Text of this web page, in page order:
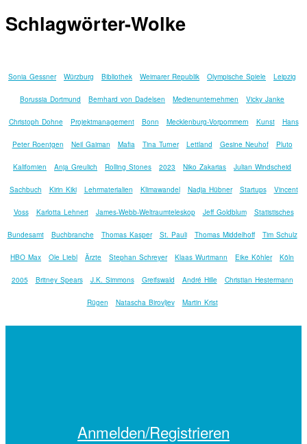
Schlagwörter-Wolke
Sonia Gessner Würzburg Bibliothek Weimarer Republik Olympische Spiele Leipzig
Borussia Dortmund Bernhard von Dadelsen Medienunternehmen Vicky Janke
Christoph Dohne Projektmanagement Bonn Mecklenburg-Vorpommern Kunst Hans
Peter Roentgen Neil Gaiman Mafia Tina Turner Lettland Gesine Neuhof Pluto
Kalifornien Anja Greulich Rolling Stones 2023 Niko Zakarias Julian Windscheid
Sachbuch Kirin Kiki Lehrmaterialien Klimawandel Nadja Hübner Startups Vincent
Voss Karlotta Lehnert James-Webb-Weltraumteleskop Jeff Goldblum Statistisches
Bundesamt Buchbranche Thomas Kasper St. Pauli Thomas Middelhoff Tim Schulz
HBO Max Ole Liebl Ärzte Stephan Schreyer Klaas Wurtmann Eike Köhler Köln
2005 Britney Spears J.K. Simmons Greifswald André Hille Christian Hestermann
Rügen Natascha Birovljev Martin Krist
Anmelden/Registrieren